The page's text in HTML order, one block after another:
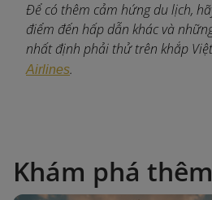
Để có thêm cảm hứng du lịch,
điểm đến hấp dẫn khác và
nhất định phải thử trên khắp
Airlines.
Khám phá thêm